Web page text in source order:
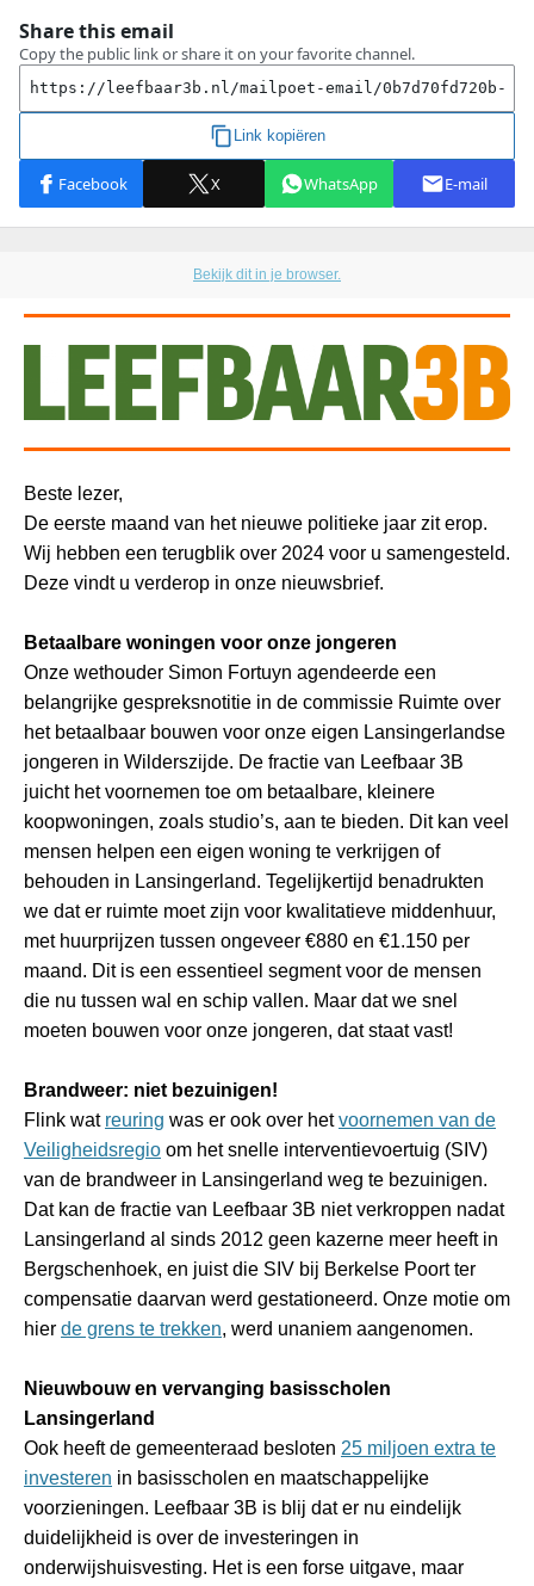
Bekijk dit in je browser.
Beste lezer,
De eerste maand van het nieuwe politieke jaar zit erop.
Wij hebben een terugblik over 2024 voor u samengesteld.
Deze vindt u verderop in onze nieuwsbrief.
Betaalbare woningen voor onze jongeren
Onze wethouder Simon Fortuyn agendeerde een
belangrijke gespreksnotitie in de commissie Ruimte over
het betaalbaar bouwen voor onze eigen Lansingerlandse
jongeren in Wilderszijde. De fractie van Leefbaar 3B
juicht het voornemen toe om betaalbare, kleinere
koopwoningen, zoals studio’s, aan te bieden. Dit kan veel
mensen helpen een eigen woning te verkrijgen of
behouden in Lansingerland. Tegelijkertijd benadrukten
we dat er ruimte moet zijn voor kwalitatieve middenhuur,
met huurprijzen tussen ongeveer €880 en €1.150 per
maand. Dit is een essentieel segment voor de mensen
die nu tussen wal en schip vallen. Maar dat we snel
moeten bouwen voor onze jongeren, dat staat vast!
Brandweer: niet bezuinigen!
Flink wat reuring was er ook over hetvoornemen van de
Veiligheidsregio om het snelle interventievoertuig (SIV)
van de brandweer in Lansingerland weg te bezuinigen.
Dat kan de fractie van Leefbaar 3B niet verkroppen nadat
Lansingerland al sinds 2012 geen kazerne meer heeft in
Bergschenhoek, en juist die SIV bij Berkelse Poort ter
compensatie daarvan werd gestationeerd. Onze motie om
hier de grens te trekken, werd unaniem aangenomen.
Nieuwbouw en vervanging basisscholen
Lansingerland
Ook heeft de gemeenteraad besloten 25 miljoen extra te
investeren in basisscholen en maatschappelijke
voorzieningen. Leefbaar 3B is blij dat er nu eindelijk
duidelijkheid is over de investeringen in
onderwijshuisvesting. Het is een forse uitgave, maar